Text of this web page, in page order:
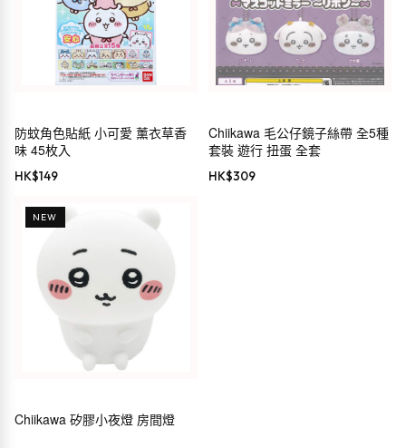
防蚊角色貼紙 小可愛 薰衣草香
味 45枚入
HK$149
Chiikawa 毛公仔鏡子絲帶 全5種
套裝 遊行 扭蛋 全套
HK$309
NEW
Chiikawa 矽膠小夜燈 房間燈